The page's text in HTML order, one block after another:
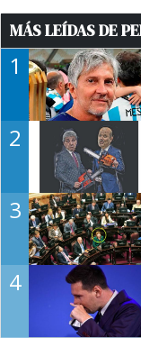
MÁS LEÍDAS DE
1
2
3
4